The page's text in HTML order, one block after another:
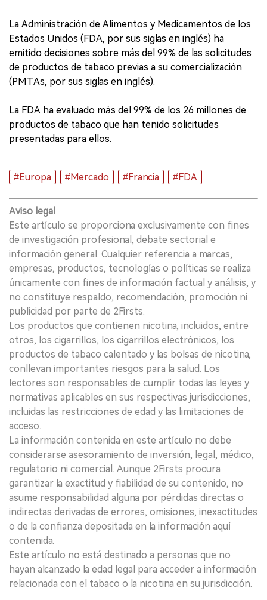
La Administración de Alimentos y Medicamentos de los
Estados Unidos (FDA, por sus siglas en inglés) ha
emitido decisiones sobre más del 99% de las solicitudes
de productos de tabaco previas a su comercialización
(PMTAs, por sus siglas en inglés).
La FDA ha evaluado más del 99% de los 26 millones de
productos de tabaco que han tenido solicitudes
presentadas para ellos.
#Europa #Mercado #Francia #FDA
Aviso legal
Este artículo se proporciona exclusivamente con fines
de investigación profesional, debate sectorial e
información general. Cualquier referencia a marcas,
empresas, productos, tecnologías o políticas se realiza
únicamente con fines de información factual y análisis, y
no constituye respaldo, recomendación, promoción ni
publicidad por parte de 2Firsts.
Los productos que contienen nicotina, incluidos, entre
otros, los cigarrillos, los cigarrillos electrónicos, los
productos de tabaco calentado y las bolsas de nicotina,
conllevan importantes riesgos para la salud. Los
lectores son responsables de cumplir todas las leyes y
normativas aplicables en sus respectivas jurisdicciones,
incluidas las restricciones de edad y las limitaciones de
acceso.
La información contenida en este artículo no debe
considerarse asesoramiento de inversión, legal, médico,
regulatorio ni comercial. Aunque 2Firsts procura
garantizar la exactitud y fiabilidad de su contenido, no
asume responsabilidad alguna por pérdidas directas o
indirectas derivadas de errores, omisiones, inexactitudes
o de la confianza depositada en la información aquí
contenida.
Este artículo no está destinado a personas que no
hayan alcanzado la edad legal para acceder a información
relacionada con el tabaco o la nicotina en su jurisdicción.